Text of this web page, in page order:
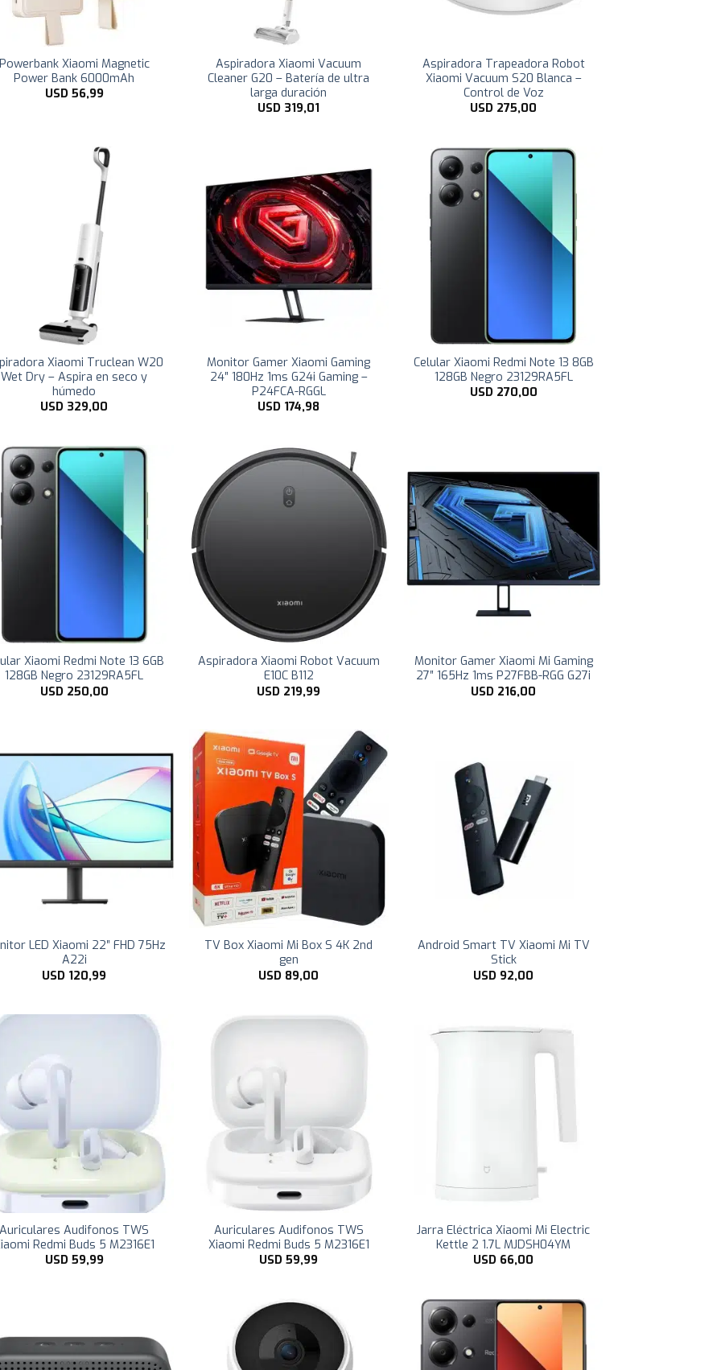
Xiaomi Magnetic
Power Bank 6000mAh
USD 56,99
Aspiradora Xiaomi Vacuum
Cleaner G20 – Batería de ultra
larga duración
USD 319,01
Aspiradora Trapeadora Robot
Xiaomi Vacuum S20 Blanca –
Control de Voz
USD 275,00
Xiaomi Truclean W20
Wet Dry – Aspira en seco y
húmedo
USD 329,00
Monitor Gamer Xiaomi Gaming
24″ 180Hz 1ms G24i Gaming –
P24FCA-RGGL
USD 174,98
Celular Xiaomi Redmi Note 13 8GB
128GB Negro 23129RA5FL
USD 270,00
Xiaomi Redmi Note 13 6GB
128GB Negro 23129RA5FL
USD 250,00
Aspiradora Xiaomi Robot Vacuum
E10C B112
USD 219,99
Monitor Gamer Xiaomi Mi Gaming
27″ 165Hz 1ms P27FBB-RGG G27i
USD 216,00
LED Xiaomi 22″ FHD 75Hz
A22i
USD 120,99
TV Box Xiaomi Mi Box S 4K 2nd
gen
USD 89,00
Android Smart TV Xiaomi Mi TV
Stick
USD 92,00
Auriculares Audifonos TWS
Redmi Buds 5 M2316E1
USD 59,99
Auriculares Audifonos TWS
Xiaomi Redmi Buds 5 M2316E1
USD59,99
Jarra Eléctrica Xiaomi Mi Electric
Kettle 2 1.7L MJDSH04YM
USD 66,00